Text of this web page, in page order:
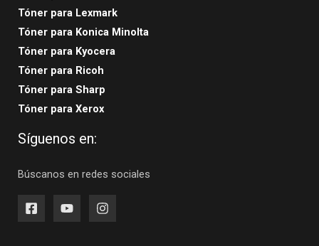
Tóner para Lexmark
Tóner para Konica Minolta
Tóner para Kyocera
Tóner para Ricoh
Tóner para Sharp
Tóner para Xerox
Síguenos en:
Búscanos en redes sociales